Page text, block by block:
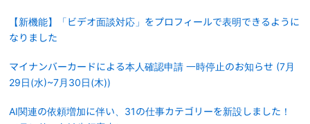
【新機能】「ビデオ面談対応」をプロフィールで表明できるように
なりました
マイナンバーカードによる本人確認申請 一時停止のお知らせ (7月
29日(水)~7月30日(木))
AI関連の依頼増加に伴い、31の仕事カテゴリーを新設しました！